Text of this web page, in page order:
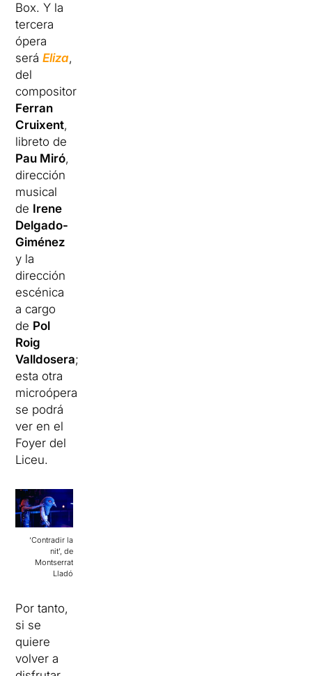
Box. Y la
tercera
ópera
seráEliza,
del
compositor
Ferran
Cruixent,
libreto de
Pau Miró,
dirección
musical
de Irene
Delgado-
Giménez
y la
dirección
escénica
a cargo
de Pol
Roig
Valldosera;
esta otra
microópera
se podrá
ver en el
Foyer del
Liceu.
‘Contradir la
nit’, de
Montserrat
Lladó
Por tanto,
si se
quiere
volver a